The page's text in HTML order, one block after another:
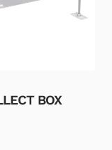
BOX